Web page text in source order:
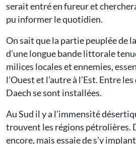
serait entré en fureur et
pu informer le quotidien.
On sait que la partie peuplée de
d’une longue bande littorale
milices locales et ennemies,
l’Ouest et l’autre à l’Est. Entre
Daech se sont installées.
Au Sud il y a l’immensité
trouvent les régions pétrolières.
encore, mais essaie de s’y